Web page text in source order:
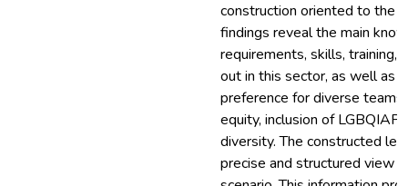
construction oriented to the
findings reveal the main
requirements, skills, training,
out in this sector, as well as
preference for diverse
equity, inclusion of
diversity. The constructed
precise and structured view